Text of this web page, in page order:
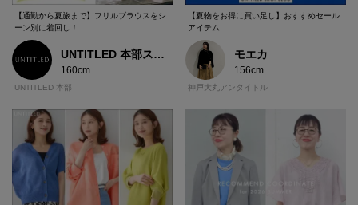
【通勤から夏旅まで】フリルブラウスをシ
ーン別に着回し！
UNTITLED 本部スタッフ
160cm
UNTITLED 本部
【夏物をお得に買い足し】おすすめセール
アイテム
モエカ
156cm
神戸大丸アンタイトル